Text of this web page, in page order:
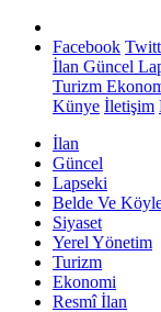
Facebook
İlan Güncel
Turizm
Künye İletişim
İlan
Güncel
Lapseki
Belde Ve
Siyaset
Yerel Yönetim
Turizm
Ekonomi
Resmî İlan